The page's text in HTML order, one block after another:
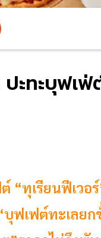
ปะทะบุฟ
“ทุเรียนฟีเวอ
ฟเฟต์ทะเลย